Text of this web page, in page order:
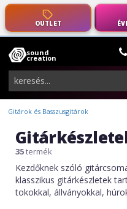
OUTLET
sound
creation
hangszerek,
pro-
audio
felszerelés
Gitárok és Basszusgitárok
35termék
Kezdőknek szóló
klasszikus gitárkészletek
tokokkal, állványokkal,